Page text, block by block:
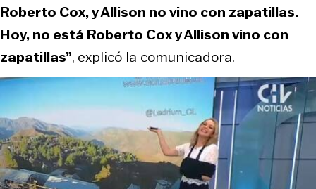
Roberto Cox, y Allison no vino con zapatillas.
Hoy, no está Roberto Cox y Allison vino con
zapatillas”, explicó la comunicadora.